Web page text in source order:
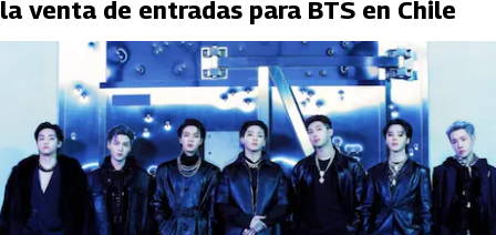
la venta de entradas para BTS en Chile